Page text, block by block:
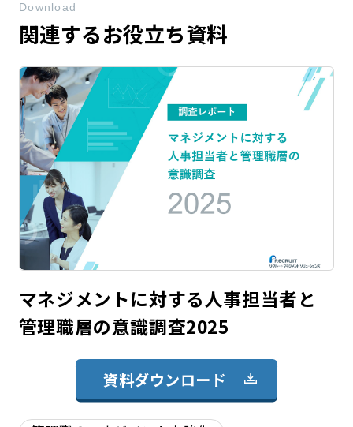
関連するお役立ち資料
Download
マネジメントに対する人事担当者と
管理職層の意識調査2025
資料ダウンロード